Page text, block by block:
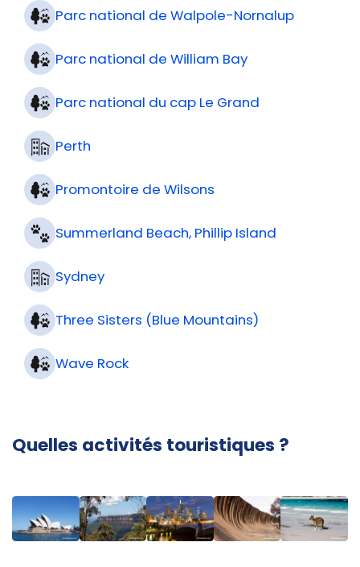
Parc national de Walpole-Nornalup
Parc national de William Bay
Parc national du cap Le Grand
Perth
Promontoire de Wilsons
Summerland Beach, Phillip Island
Sydney
Three Sisters (Blue Mountains)
Wave Rock
Quelles activités touristiques ?